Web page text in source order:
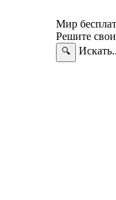
Мир
Решите
🔍